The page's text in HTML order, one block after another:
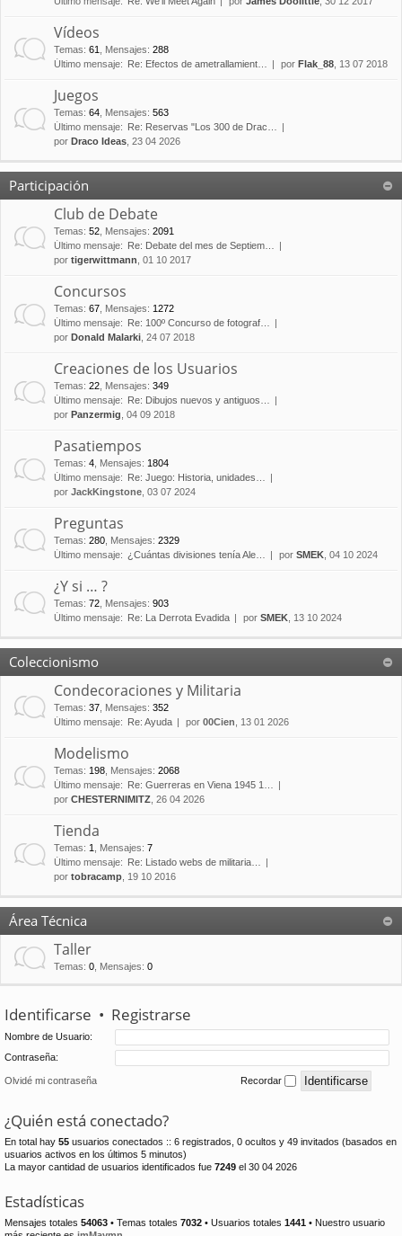
Vídeos
Temas: 61 Mensajes: 288
Último mensaje:
Re: Efectos de ametrallamient… por Flak_88 , 13 07 2018
Juegos
Temas: 64 Mensajes: 563
Último mensaje:
Re: Reservas "Los 300 de Drac…
por Draco Ideas , 23 04 2026
Participación
Club de Debate
Temas: 52 Mensajes: 2091
Último mensaje:
Re: Debate del mes de Septiem…
por tigerwittmann , 01 10 2017
Concursos
Temas: 67 Mensajes: 1272
Último mensaje:
Re: 100º Concurso de fotograf…
por Donald Malarki , 24 07 2018
Creaciones de los Usuarios
Temas: 22 Mensajes: 349
Último mensaje:
Re: Dibujos nuevos y antiguos…
por Panzermig , 04 09 2018
Pasatiempos
Temas: 4 Mensajes: 1804
Último mensaje:
Re: Juego: Historia, unidades…
por JackKingstone , 03 07 2024
Preguntas
Temas: 280 Mensajes: 2329
Último mensaje: ¿Cuántas divisiones tenía Ale… por SMEK , 04 10 2024
¿Y si … ?
Temas: 72 Mensajes: 903
Último mensaje:
Re: La Derrota Evadida por SMEK , 13 10 2024
Coleccionismo
Condecoraciones y Militaria
Temas: 37 Mensajes: 352
Último mensaje:
Re: Ayuda por 00Cien , 13 01 2026
Modelismo
Temas: 198 Mensajes: 2068
Último mensaje:
Re: Guerreras en Viena 1945 1…
por CHESTERNIMITZ , 26 04 2026
Tienda
Temas: 1 Mensajes: 7
Último mensaje:
Re: Listado webs de militaria…
por tobracamp , 19 10 2016
Área Técnica
Taller
Temas: 0 Mensajes: 0
Identificarse • Registrarse
Nombre de Usuario:
Contraseña:
Olvidé mi contraseña Recordar
¿Quién está conectado?
En total hay 55 usuarios conectados :: 6 registrados, 0 ocultos y 49 invitados (basados en
usuarios activos en los últimos 5 minutos)
La mayor cantidad de usuarios identificados fue 7249 el 30 04 2026
Estadísticas
Mensajes totales 54063 • Temas totales 7032 • Usuarios totales 1441 • Nuestro usuario